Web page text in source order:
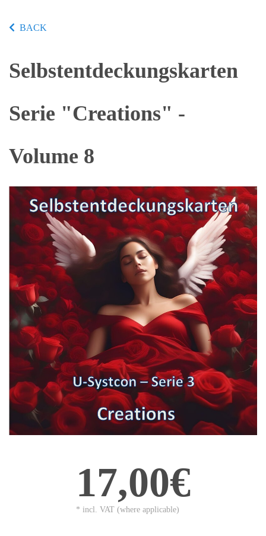
BACK
Selbstentdeckungskarten
Serie "Creations" -
Volume 8
17,00€
* incl. VAT (where applicable)